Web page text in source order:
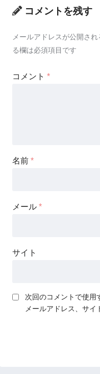
コメントを残す
メールアドレスが公開され
る欄は必須項目です
コメント *
名前 *
メール *
サイト
次回のコメントで使用
メールアドレス、サイ